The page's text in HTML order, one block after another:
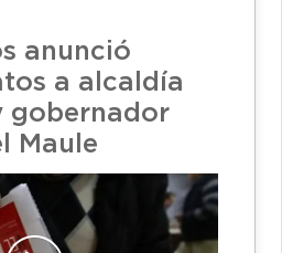
anunció
a alcaldía
gobernador
Maule